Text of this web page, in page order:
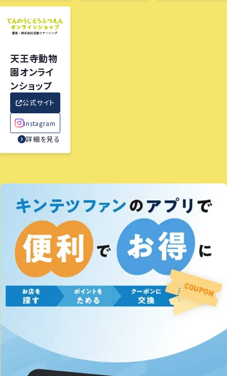
天王寺動物
園オンライ
ンショップ
公式サイト
Instagram
詳細を見る